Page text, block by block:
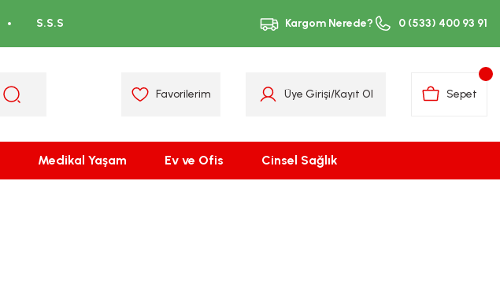
S.S.S Kargom Nerede? 0 (533) 400 93 91
Favorilerim Üye Girişi/Kayıt Ol Sepet
Medikal Yaşam Ev ve Ofis Cinsel Sağlık